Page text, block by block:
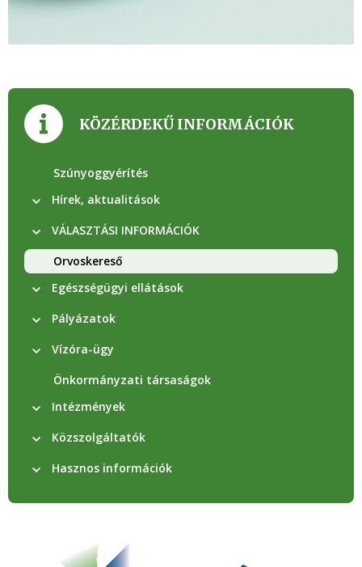
KÖZÉRDEKŰ INFORMÁCIÓK
Szúnyoggyérítés
Hírek, aktualitások
VÁLASZTÁSI INFORMÁCIÓK
Orvoskereső
Egészségügyi ellátások
Pályázatok
Vízóra-ügy
Önkormányzati társaságok
Intézmények
Közszolgáltatók
Hasznos információk